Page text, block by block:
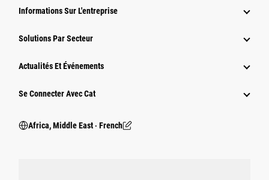
Informations Sur L'entreprise
Solutions Par Secteur
Actualités Et Événements
Se Connecter Avec Cat
Africa, Middle East ‧ French